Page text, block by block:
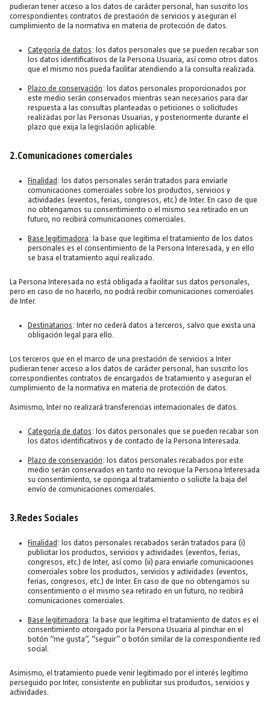
pudieran tener acceso a los datos de carácter personal, han suscrito los
correspondientes contratos de prestación de servicios y aseguran el
cumplimiento de la normativa en materia de protección de datos.
Categoría de datos: los datos personales que se pueden recabar son
los datos identificativos de la Persona Usuaria, así como otros datos
que el mismo nos pueda facilitar atendiendo a la consulta realizada.
Plazo de conservación: los datos personales proporcionados por
este medio serán conservados mientras sean necesarios para dar
respuesta a las consultas planteadas o peticiones o solicitudes
realizadas por las Personas Usuarias, y posteriormente durante el
plazo que exija la legislación aplicable.
2.Comunicaciones comerciales
Finalidad : los datos personales serán tratados para enviarle
comunicaciones comerciales sobre los productos, servicios y
actividades (eventos, ferias, congresos, etc.) de Inter. En caso de que
no obtengamos su consentimiento o el mismo sea retirado en un
futuro, no recibirá comunicaciones comerciales.
Base legitimadora: la base que legitima el tratamiento de los datos
personales es el consentimiento de la Persona Interesada, y en ello
se basa el tratamiento aquí realizado.
La Persona Interesada no está obligada a facilitar sus datos personales,
pero en caso de no hacerlo, no podrá recibir comunicaciones comerciales
de Inter.
Destinatarios: Inter no cederá datos a terceros, salvo que exista una
obligación legal para ello.
Los terceros que en el marco de una prestación de servicios a Inter
pudieran tener acceso a los datos de carácter personal, han suscrito los
correspondientes contratos de encargados de tratamiento y aseguran el
cumplimiento de la normativa en materia de protección de datos.
Asimismo, Inter no realizará transferencias internacionales de datos.
Categoría de datos: los datos personales que se pueden recabar son
los datos identificativos y de contacto de la Persona Interesada.
Plazo de conservación: los datos personales recabados por este
medio serán conservados en tanto no revoque la Persona Interesada
su consentimiento, se oponga al tratamiento o solicite la baja del
envío de comunicaciones comerciales.
3.Redes Sociales
Finalidad : los datos personales recabados serán tratados para (i)
publicitar los productos, servicios y actividades (eventos, ferias,
congresos, etc.) de Inter, así como (ii) para enviarle comunicaciones
comerciales sobre los productos, servicios y actividades (eventos,
ferias, congresos, etc.) de Inter. En caso de que no obtengamos su
consentimiento o el mismo sea retirado en un futuro, no recibirá
comunicaciones comerciales.
Base legitimadora: la base que legitima el tratamiento de datos es el
consentimiento otorgado por la Persona Usuaria al pinchar en el
botón “me gusta”, “seguir” o botón similar de la correspondiente red
social.
Asimismo, el tratamiento puede venir legitimado por el interés legítimo
perseguido por Inter, consistente en publicitar sus productos, servicios y
actividades.